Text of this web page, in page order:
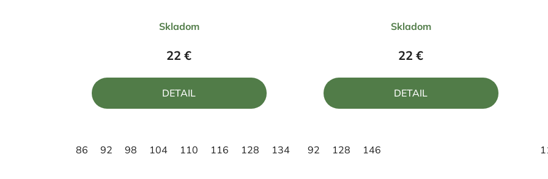
hodnotenie
produktu
5,0
z
Skladom
22 €
DETAIL
86 92 98 104 110 116 128 134 146
hodnotenie
produktu
5,0
z
Skladom
22 €
DETAIL
92 128 146